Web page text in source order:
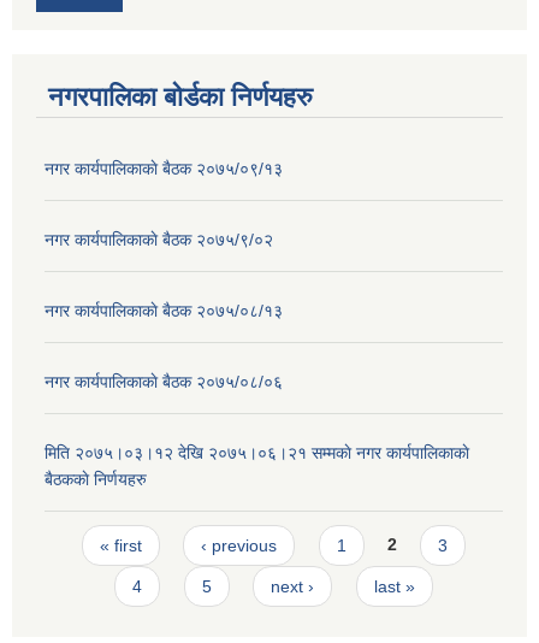
नगरपालिका बोर्डका निर्णयहरु
नगर कार्यपालिकाकाे बैठक २०७५/०९/१३
नगर कार्यपालिकाकाे बैठक २०७५/९/०२
नगर कार्यपालिकाकाे बैठक २०७५/०८/१३
नगर कार्यपालिकाकाे बैठक २०७५/०८/०६
मिति २०७५।०३।१२ देखि २०७५।०६।२१ सम्मकाे नगर कार्यपालिकाकाे
बैठककाे निर्णयहरु
Pages
« first ‹ previous 1 2 3
4 5 next › last »